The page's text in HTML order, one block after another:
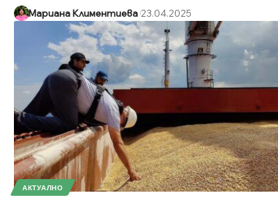
Мариана Климентиева 23.04.2025
АКТУАЛНО